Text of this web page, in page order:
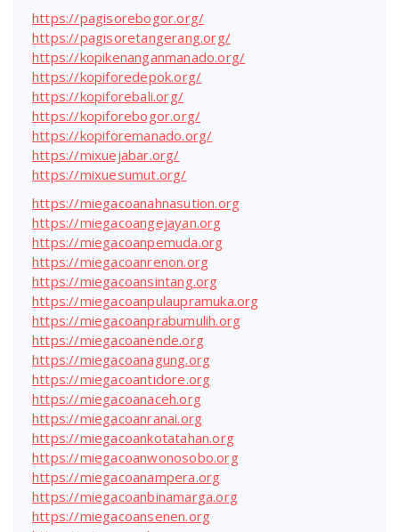
https://pagisorebogor.org/
https://pagisoretangerang.org/
https://kopikenanganmanado.org/
https://kopiforedepok.org/
https://kopiforebali.org/
https://kopiforebogor.org/
https://kopiforemanado.org/
https://mixuejabar.org/
https://mixuesumut.org/
https://miegacoanahnasution.org
https://miegacoangejayan.org
https://miegacoanpemuda.org
https://miegacoanrenon.org
https://miegacoansintang.org
https://miegacoanpulaupramuka.org
https://miegacoanprabumulih.org
https://miegacoanende.org
https://miegacoanagung.org
https://miegacoantidore.org
https://miegacoanaceh.org
https://miegacoanranai.org
https://miegacoankotatahan.org
https://miegacoanwonosobo.org
https://miegacoanampera.org
https://miegacoanbinamarga.org
https://miegacoansenen.org